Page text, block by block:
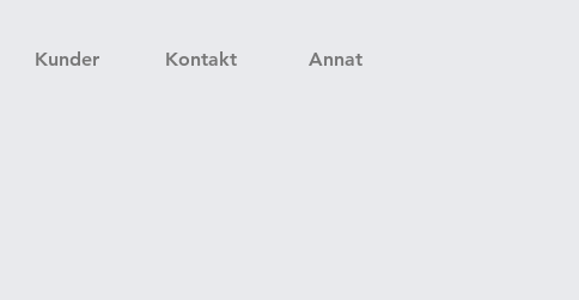
Kunder Kontakt Annat